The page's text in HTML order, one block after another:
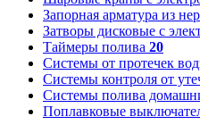
Запорная арматура из
Затворы дисковые с
Таймеры полива 20
Системы от протечек
Системы контроля от
Системы полива
Поплавковые